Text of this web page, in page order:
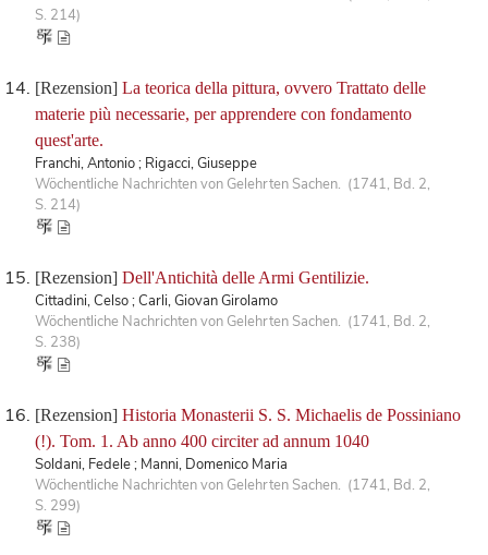
S. 214)
[Rezension] La teorica della pittura, ovvero Trattato delle
materie più necessarie, per apprendere con fondamento
quest'arte.
Franchi, Antonio ; Rigacci, Giuseppe
Wöchentliche Nachrichten von Gelehrten Sachen. (1741, Bd. 2,
S. 214)
[Rezension] Dell'Antichità delle Armi Gentilizie.
Cittadini, Celso ; Carli, Giovan Girolamo
Wöchentliche Nachrichten von Gelehrten Sachen. (1741, Bd. 2,
S. 238)
[Rezension] Historia Monasterii S. S. Michaelis de Possiniano
(!). Tom. 1. Ab anno 400 circiter ad annum 1040
Soldani, Fedele ; Manni, Domenico Maria
Wöchentliche Nachrichten von Gelehrten Sachen. (1741, Bd. 2,
S. 299)